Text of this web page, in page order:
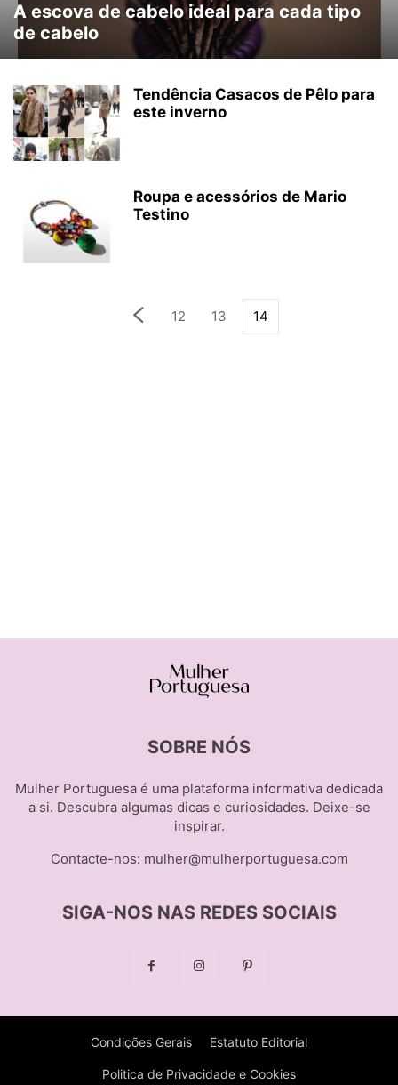
A escova de cabelo ideal para cada tipo
de cabelo
Tendência Casacos de Pêlo para
este inverno
Roupa e acessórios de Mario
Testino
12 13 14
SOBRE NÓS
Mulher Portuguesa é uma plataforma informativa dedicada
a si. Descubra algumas dicas e curiosidades. Deixe-se
inspirar.
Contacte-nos: mulher@mulherportuguesa.com
SIGA-NOS NAS REDES SOCIAIS
Condições Gerais Estatuto Editorial
Politica de Privacidade e Cookies